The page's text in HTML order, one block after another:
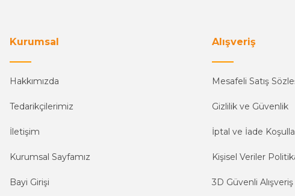
Kurumsal
Hakkımızda
Tedarikçilerimiz
İletişim
Kurumsal Sayfamız
Bayi Girişi
Alışveriş
Mesafeli Satış
Gizlilik ve Güvenlik
İptal ve İade
Kişisel Veriler
3D Güvenli Alışveriş